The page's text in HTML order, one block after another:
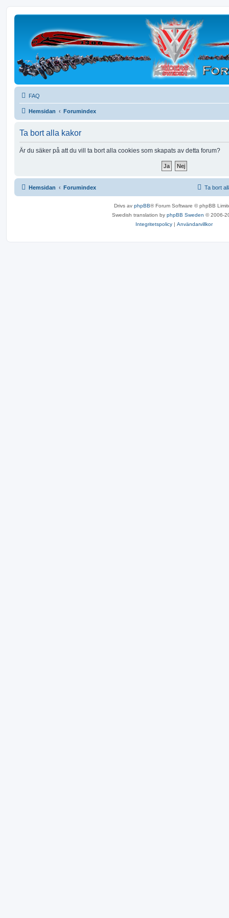
VTX Riders Sweden
Ett forum för VTX ägare!
FAQ
Hemsidan Forumindex
Ta bort alla kakor
Är du säker på att du vill ta bort alla cookies som skapats av detta forum?
Hemsidan Forumindex Ta bort
Drivs av phpBB® Forum Software © phpBB
Swedish translation by phpBB Sweden © 2006-
Integritetspolicy | Användarvillkor